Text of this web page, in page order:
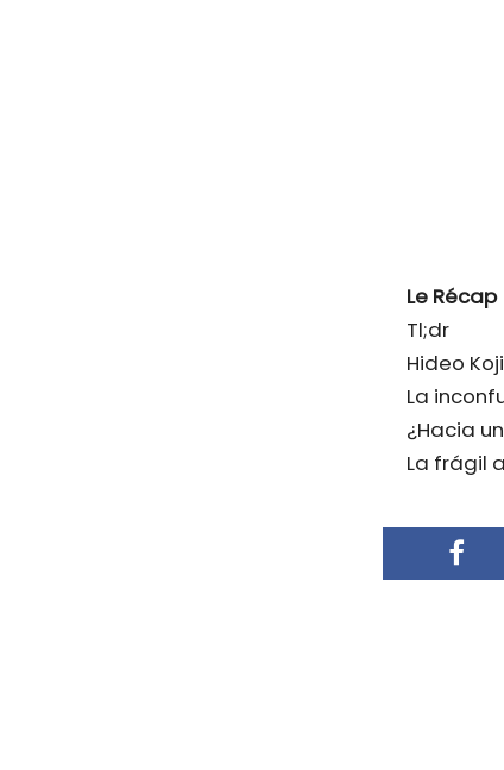
Le Récap
Tl;dr
Hideo
La
¿Hacia
La frágil